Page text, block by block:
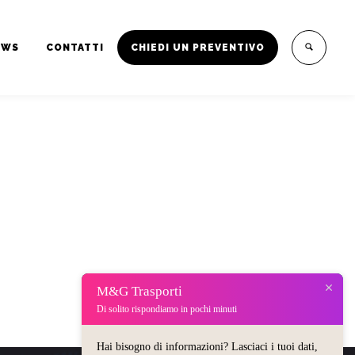
CONTATTI CHIEDI UN PREVENTIVO
M&G Trasporti
Di solito rispondiamo in pochi minuti
Hai bisogno di informazioni? Lasciaci i tuoi dati,